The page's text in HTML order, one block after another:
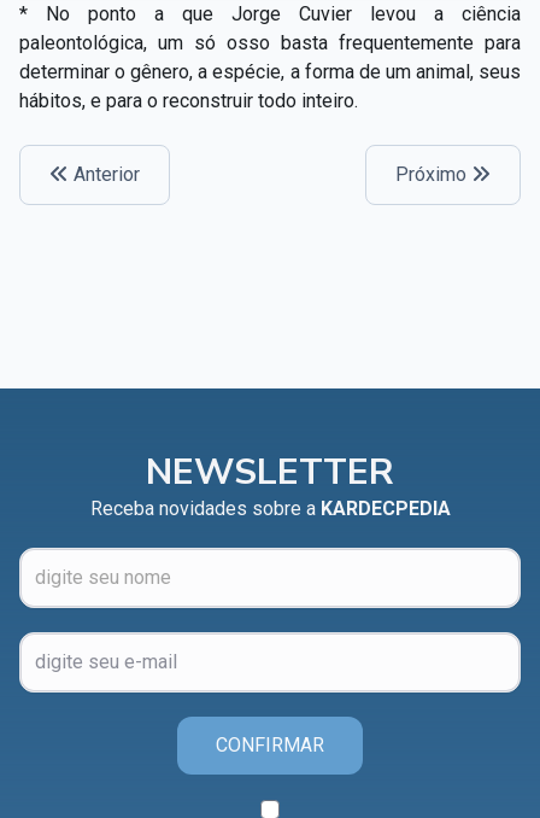
* No ponto a que Jorge Cuvier levou a ciência
paleontológica, um só osso basta frequentemente para
determinar o gênero, a espécie, a forma de um animal, seus
hábitos, e para o reconstruir todo inteiro.
Anterior Próximo
NEWSLETTER
Receba novidades sobre a KARDECPEDIA
CONFIRMAR